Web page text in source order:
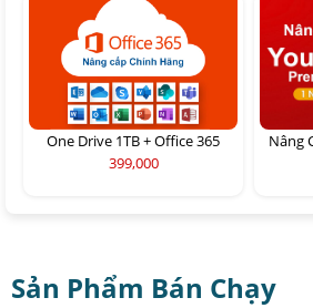
One Drive 1TB + Office 365
399,000
Nâng
Sản Phẩm Bán Chạy